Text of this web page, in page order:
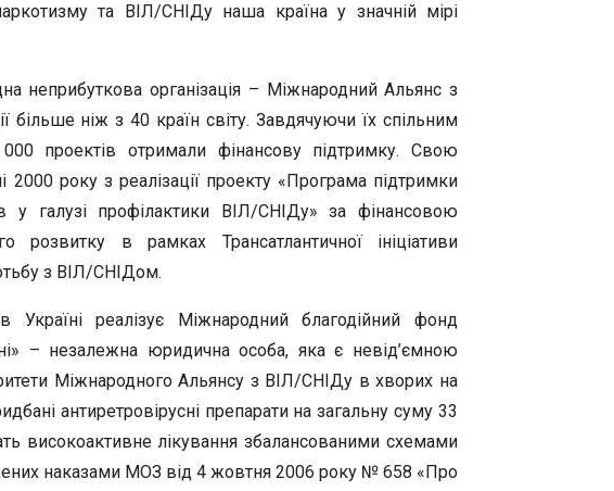
та ВІЛ/СНІДу наша країна у значній мірі
неприбуткова організація – Міжнародний Альянс з
більше ніж з 40 країн світу. Завдячуючи їх спільним
проектів отримали фінансову підтримку. Свою
2000 року з реалізації проекту «Програма підтримки
у галузі профілактики ВІЛ/СНІДу» за фінансовою
в рамках Трансатлантичної ініціативи
з ВІЛ/СНІДом.
реалізує Міжнародний благодійний фонд
– незалежна юридична особа, яка є невід’ємною
Міжнародного Альянсу з ВІЛ/СНІДу в хворих на
антиретровірусні препарати на загальну суму 33
високоактивне лікування збалансованими схемами
наказами МОЗ від 4 жовтня 2006 року № 658 «Про